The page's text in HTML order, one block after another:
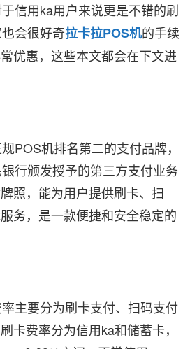
信用ka用户来说更是不错的刷
会很好奇拉卡拉POS机的手续
优惠，这些本文都会在下文进
POS机排名第二的支付品牌，
行颁发授予的第三方支付业务
照，能为用户提供刷卡、扫
务，是一款便捷和安全稳定的
主要分为刷卡支付、扫码支付
卡费率分为信用ka和储蓄卡，